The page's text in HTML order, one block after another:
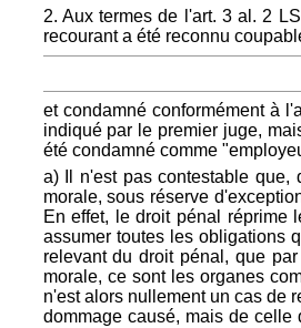
2. Aux termes de l'art. 3 al. 2
recourant a été reconnu
et condamné conformément à
indiqué par le premier juge,
été condamné comme
a) Il n'est pas contestable que,
morale, sous réserve
En effet, le droit pénal réprime
assumer toutes les obligations
relevant du droit pénal, que
morale, ce sont les organes
n'est alors nullement un cas de
dommage causé, mais de celle